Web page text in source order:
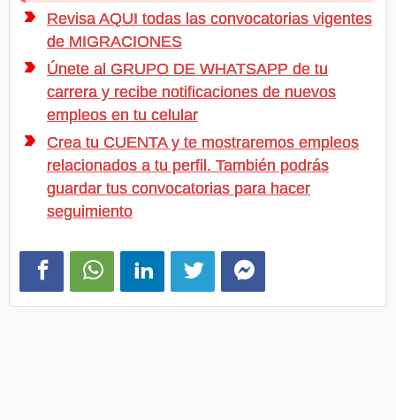
Revisa AQUI todas las convocatorias vigentes
de MIGRACIONES
Únete al GRUPO DE WHATSAPP de tu
carrera y recibe notificaciones de nuevos
empleos en tu celular
Crea tu CUENTA y te mostraremos empleos
relacionados a tu perfil. También podrás
guardar tus convocatorias para hacer
seguimiento